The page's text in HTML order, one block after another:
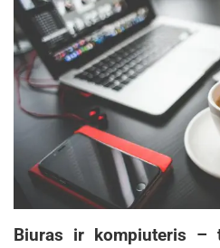
Biuras ir kompiuteris –